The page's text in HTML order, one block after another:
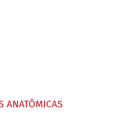
ANATÔMICAS